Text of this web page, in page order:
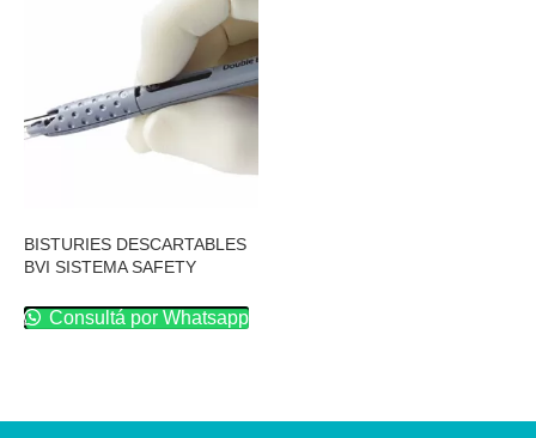
BISTURIES DESCARTABLES
BVI SISTEMA SAFETY
Consultá por Whatsapp